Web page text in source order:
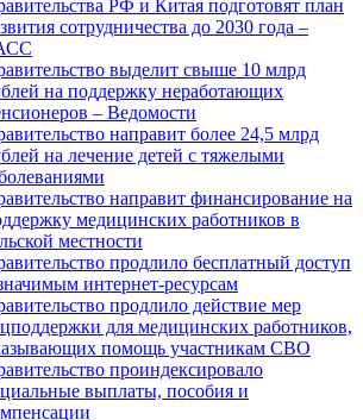
РФ и Китая подготовят план
сотрудничества до 2030 года –
выделит свыше 10 млрд
на поддержку неработающих
– Ведомости
направит более 24,5 млрд
на лечение детей с тяжелыми
направит финансирование на
медицинских работников в
местности
продлило бесплатный доступ
интернет-ресурсам
продлило действие мер
для медицинских работников,
помощь участникам СВО
проиндексировало
выплаты, пособия и